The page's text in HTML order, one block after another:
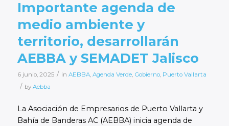
Importante agenda de
medio ambiente y
territorio, desarrollarán
AEBBA y SEMADET Jalisco
6 junio, 2025 / in AEBBA, Agenda Verde, Gobierno, Puerto Vallarta
/ by Aebba
La Asociación de Empresarios de Puerto Vallarta y
Bahía de Banderas AC (AEBBA) inicia agenda de